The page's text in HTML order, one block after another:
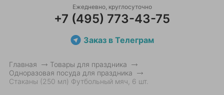
Ежедневно, круглосуточно
+7 (495) 773-43-75
Заказ в Телеграм
Главная
Товары для праздника
Одноразовая посуда для праздника
Стаканы (250 мл) Футбольный мяч, 6 шт.